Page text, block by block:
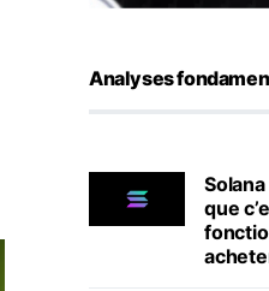
Analyses
que